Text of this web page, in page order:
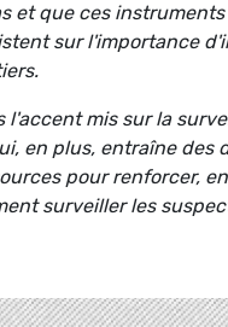
et que ces
sur l'importance
mis sur la
en plus, entraîne des
pour renforcer,
surveiller les